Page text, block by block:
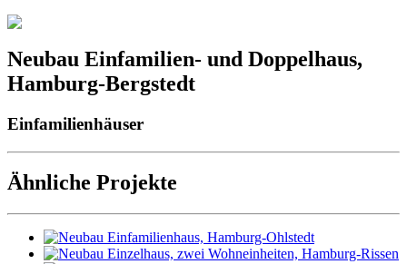
Neubau Einfamilien- und Doppelhaus,
Hamburg-Bergstedt
Einfamilienhäuser
Ähnliche Projekte